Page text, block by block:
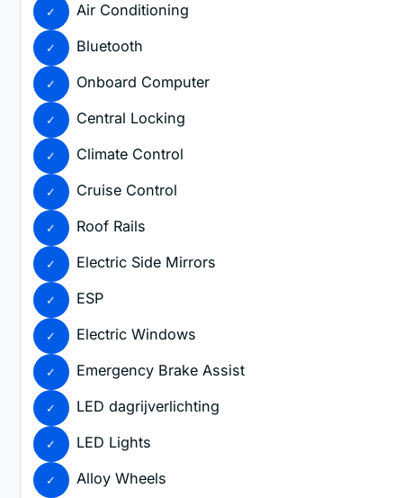
Air Conditioning
Bluetooth
Onboard Computer
Central Locking
Climate Control
Cruise Control
Roof Rails
Electric Side Mirrors
ESP
Electric Windows
Emergency Brake Assist
LED dagrijverlichting
LED Lights
Alloy Wheels